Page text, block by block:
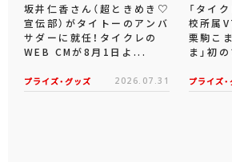
坂井仁香さん（超ときめき♡
宣伝部）がタイトーのアンバ
サダーに就任！タイクレの
WEB CMが8月1日よ...
プライズ・グッズ 2026.07.31
「タイ
校所属
栗駒こ
ま」初
プライズ